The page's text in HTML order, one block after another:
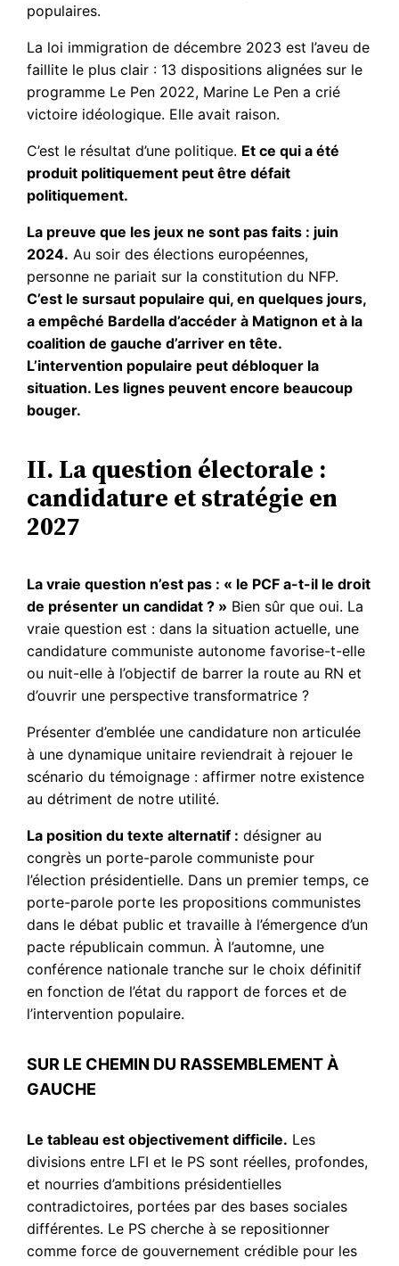
populaires.
La loi immigration de décembre 2023 est l’aveu de
faillite le plus clair : 13 dispositions alignées sur le
programme Le Pen 2022, Marine Le Pen a crié
victoire idéologique. Elle avait raison.
C’est le résultat d’une politique. Et ce qui a été
produit politiquement peut être défait
politiquement.
La preuve que les jeux ne sont pas faits : juin
2024. Au soir des élections européennes,
personne ne pariait sur la constitution du NFP.
C’est le sursaut populaire qui, en quelques jours,
a empêché Bardella d’accéder à Matignon et à la
coalition de gauche d’arriver en tête.
L’intervention populaire peut débloquer la
situation. Les lignes peuvent encore beaucoup
bouger.
II. La question électorale :
candidature et stratégie en
2027
La vraie question n’est pas : « le PCF a-t-il le droit
de présenter un candidat ? » Bien sûr que oui. La
vraie question est : dans la situation actuelle, une
candidature communiste autonome favorise-t-elle
ou nuit-elle à l’objectif de barrer la route au RN et
d’ouvrir une perspective transformatrice ?
Présenter d’emblée une candidature non articulée
à une dynamique unitaire reviendrait à rejouer le
scénario du témoignage : affirmer notre existence
au détriment de notre utilité.
La position du texte alternatif : désigner au
congrès un porte-parole communiste pour
l’élection présidentielle. Dans un premier temps, ce
porte-parole porte les propositions communistes
dans le débat public et travaille à l’émergence d’un
pacte républicain commun. À l’automne, une
conférence nationale tranche sur le choix définitif
en fonction de l’état du rapport de forces et de
l’intervention populaire.
SUR LE CHEMIN DU RASSEMBLEMENT À
GAUCHE
Le tableau est objectivement difficile. Les
divisions entre LFI et le PS sont réelles, profondes,
et nourries d’ambitions présidentielles
contradictoires, portées par des bases sociales
différentes. Le PS cherche à se repositionner
comme force de gouvernement crédible pour les